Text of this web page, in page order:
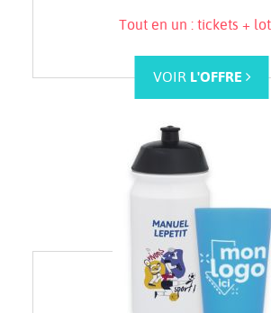
Tout en un : tickets +
VOIRL'OFFRE